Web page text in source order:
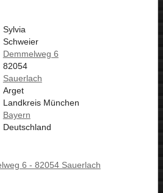
Sylvia
Schweier
Demmelweg 6
82054
Sauerlach
Arget
Landkreis München
Bayern
Deutschland
6 - 82054 Sauerlach